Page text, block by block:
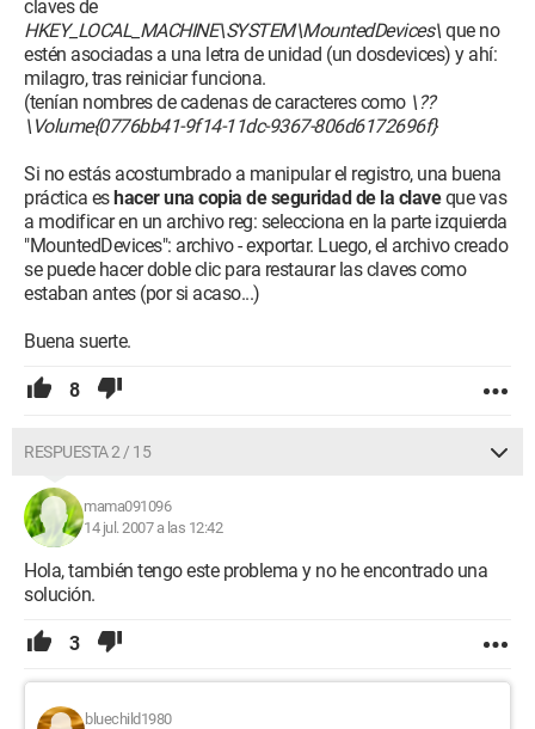
claves de
HKEY_LOCAL_MACHINE\SYSTEM\MountedDevices\ que no
estén asociadas a una letra de unidad (un dosdevices) y ahí:
milagro, tras reiniciar funciona.
(tenían nombres de cadenas de caracteres como \??
\Volume{0776bb41-9f14-11dc-9367-806d6172696f}
Si no estás acostumbrado a manipular el registro, una buena
práctica eshacer una copia de seguridad de la claveque vas
a modificar en un archivo reg: selecciona en la parte izquierda
"MountedDevices": archivo - exportar. Luego, el archivo creado
se puede hacer doble clic para restaurar las claves como
estaban antes (por si acaso...)
Buena suerte.
8
RESPUESTA 2 / 15
mama091096
14 jul. 2007 a las 12:42
Hola, también tengo este problema y no he encontrado una
solución.
3
bluechild1980